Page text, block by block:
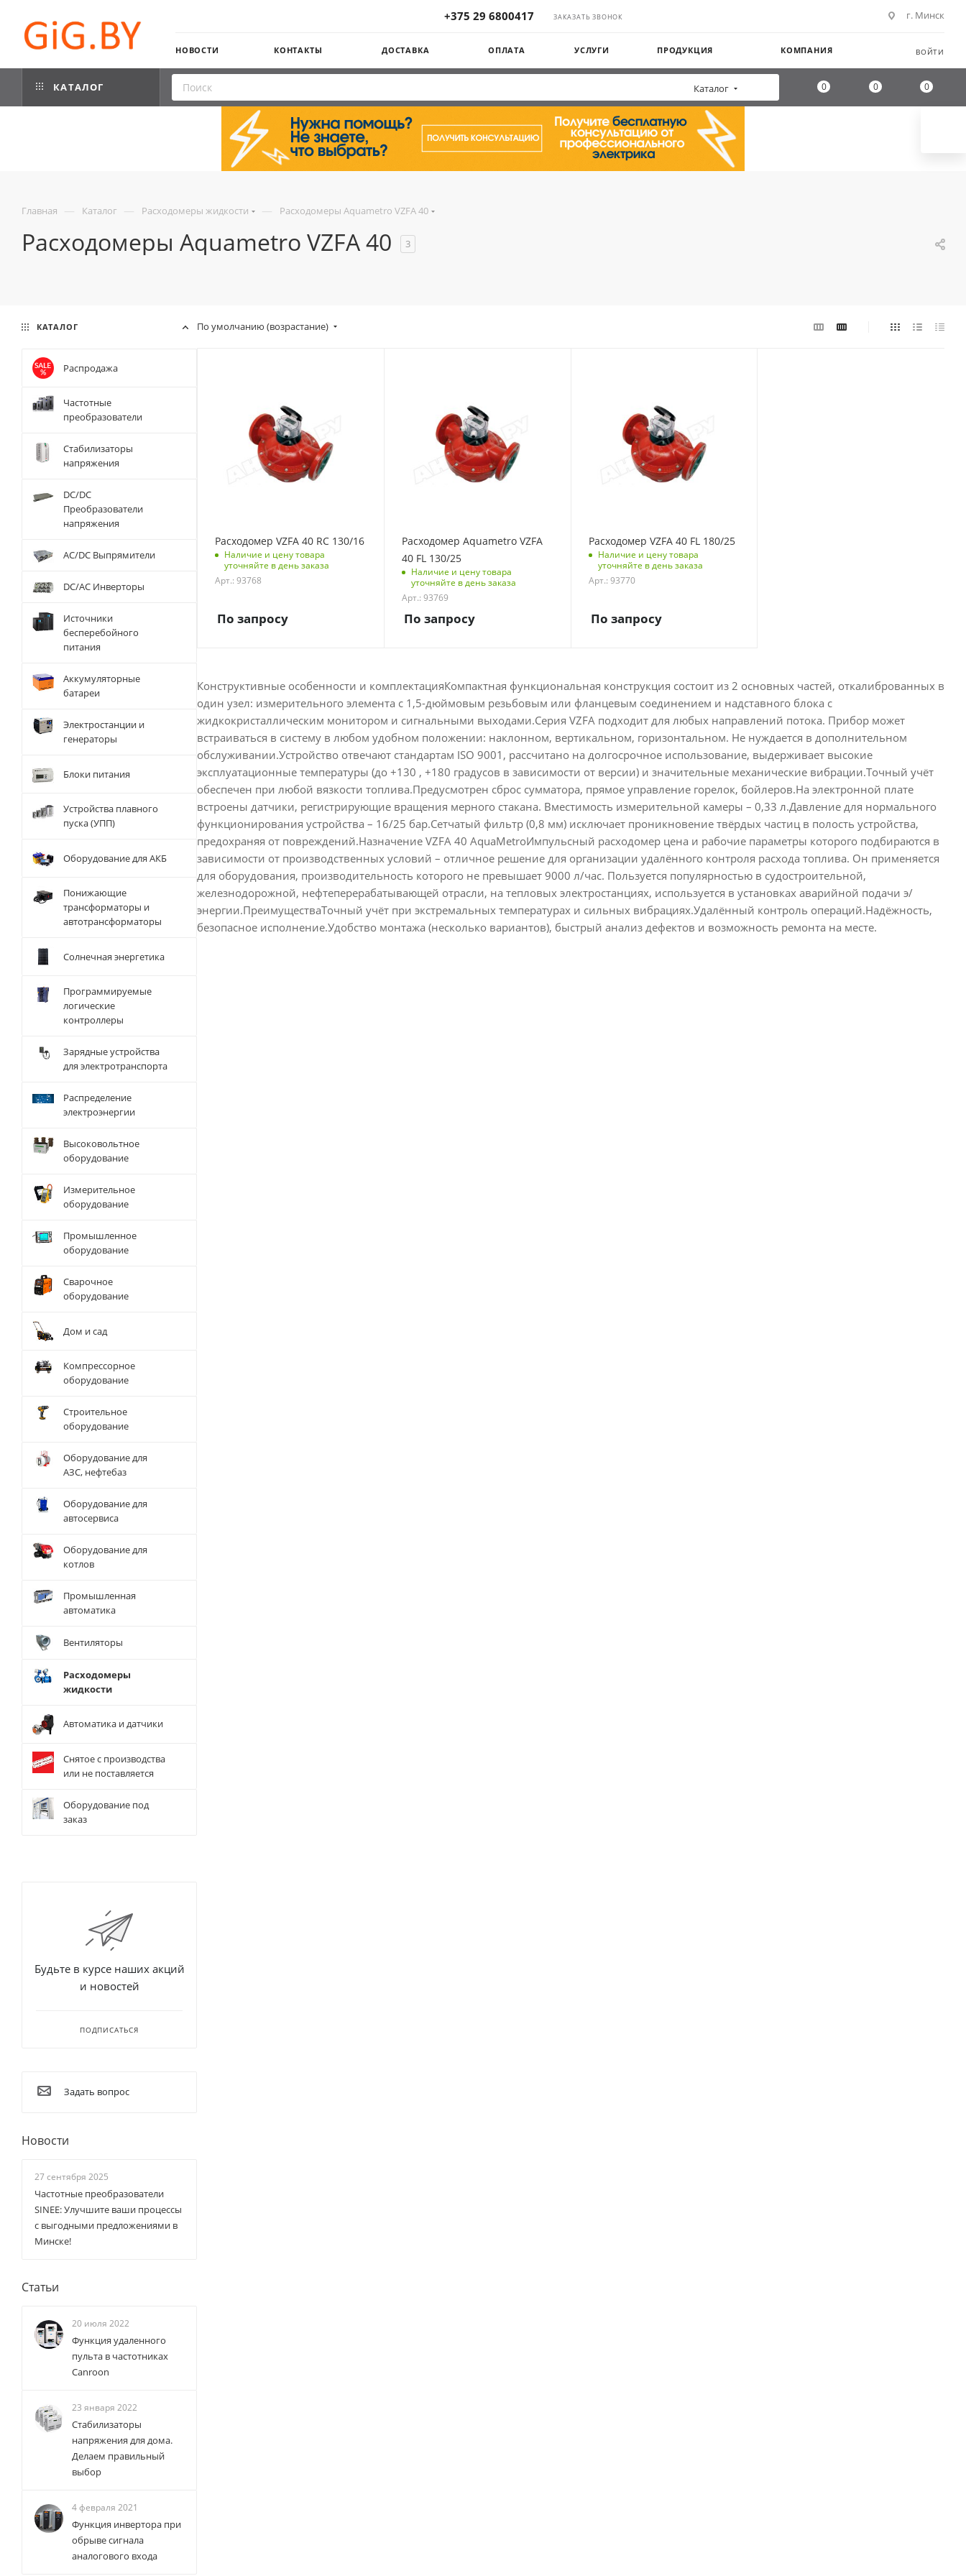
+375 29 6800417 ЗАКАЗАТЬ ЗВОНОК г. Минск
НОВОСТИ КОНТАКТЫ ДОСТАВКА ОПЛАТА УСЛУГИ ПРОДУКЦИЯ КОМПАНИЯ ВОЙТИ
КАТАЛОГ Каталог 0 0 0
Главная — Каталог — Расходомеры жидкости — Расходомеры Aquametro VZFA 40
Расходомеры Aquametro VZFA 40 3
По умолчанию (возрастание)
Расходомер VZFA 40 RC 130/16
Наличие и цену товара
уточняйте в день заказа
Арт.: 93768
По запросу
Расходомер Aquametro VZFA
40 FL 130/25
Наличие и цену товара
уточняйте в день заказа
Арт.: 93769
По запросу
Расходомер VZFA 40 FL 180/25
Наличие и цену товара
уточняйте в день заказа
Арт.: 93770
По запросу
Конструктивные особенности и комплектацияКомпактная функциональная конструкция состоит из 2 основных частей, откалиброванных в
один узел: измерительного элемента с 1,5-дюймовым резьбовым или фланцевым соединением и надставного блока с
жидкокристаллическим монитором и сигнальными выходами.Серия VZFA подходит для любых направлений потока. Прибор может
встраиваться в систему в любом удобном положении: наклонном, вертикальном, горизонтальном. Не нуждается в дополнительном
обслуживании.Устройство отвечают стандартам ISO 9001, рассчитано на долгосрочное использование, выдерживает высокие
эксплуатационные температуры (до +130 , +180 градусов в зависимости от версии) и значительные механические вибрации.Точный учёт
обеспечен при любой вязкости топлива.Предусмотрен сброс сумматора, прямое управление горелок, бойлеров.На электронной плате
встроены датчики, регистрирующие вращения мерного стакана. Вместимость измерительной камеры – 0,33 л.Давление для нормального
функционирования устройства – 16/25 бар.Сетчатый фильтр (0,8 мм) исключает проникновение твёрдых частиц в полость устройства,
предохраняя от повреждений.Назначение VZFA 40 AquaMetroИмпульсный расходомер цена и рабочие параметры которого подбираются в
зависимости от производственных условий – отличное решение для организации удалённого контроля расхода топлива. Он применяется
для оборудования, производительность которого не превышает 9000 л/час. Пользуется популярностью в судостроительной,
железнодорожной, нефтеперерабатывающей отрасли, на тепловых электростанциях, используется в установках аварийной подачи э/
энергии.ПреимуществаТочный учёт при экстремальных температурах и сильных вибрациях.Удалённый контроль операций.Надёжность,
безопасное исполнение.Удобство монтажа (несколько вариантов), быстрый анализ дефектов и возможность ремонта на месте.
КАТАЛОГ
Распродажа
Частотные
преобразователи
Стабилизаторы
напряжения
DC/DC
Преобразователи
напряжения
AC/DC Выпрямители
DC/AC Инверторы
Источники
бесперебойного
питания
Аккумуляторные
батареи
Электростанции и
генераторы
Блоки питания
Устройства плавного
пуска (УПП)
Оборудование для АКБ
Понижающие
трансформаторы и
автотрансформаторы
Солнечная энергетика
Программируемые
логические
контроллеры
Зарядные устройства
для электротранспорта
Распределение
электроэнергии
Высоковольтное
оборудование
Измерительное
оборудование
Промышленное
оборудование
Сварочное
оборудование
Дом и сад
Компрессорное
оборудование
Строительное
оборудование
Оборудование для
АЗС, нефтебаз
Оборудование для
автосервиса
Оборудование для
котлов
Промышленная
автоматика
Вентиляторы
Расходомеры
жидкости
Автоматика и датчики
Снятое с производства
или не поставляется
Оборудование под
заказ
Будьте в курсе наших акций
и новостей
ПОДПИСАТЬСЯ
Задать вопрос
Новости
27 сентября 2025
Частотные преобразователи
SINEE: Улучшите ваши процессы
с выгодными предложениями в
Минске!
Статьи
20 июля 2022
Функция удаленного
пульта в частотниках
Canroon
23 января 2022
Стабилизаторы
напряжения для дома.
Делаем правильный
выбор
4 февраля 2021
Функция инвертора при
обрыве сигнала
аналогового входа